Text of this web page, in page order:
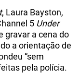
, Laura Bayston,
5 Under
gravar a cena do
a orientação de
“sem
pela polícia.